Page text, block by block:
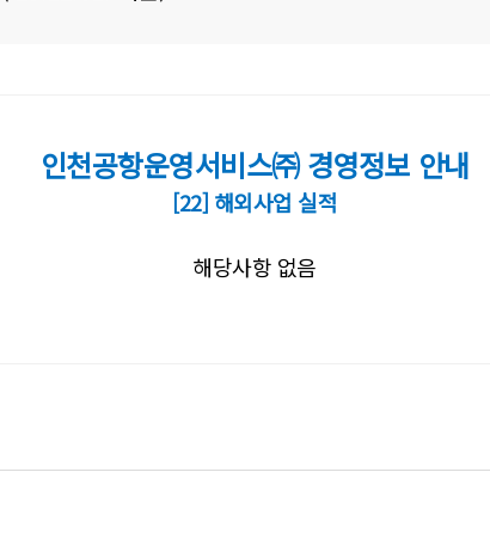
인천공항운영서비스㈜ 경영정보 안내
[22] 해외사업 실적
해당사항 없음